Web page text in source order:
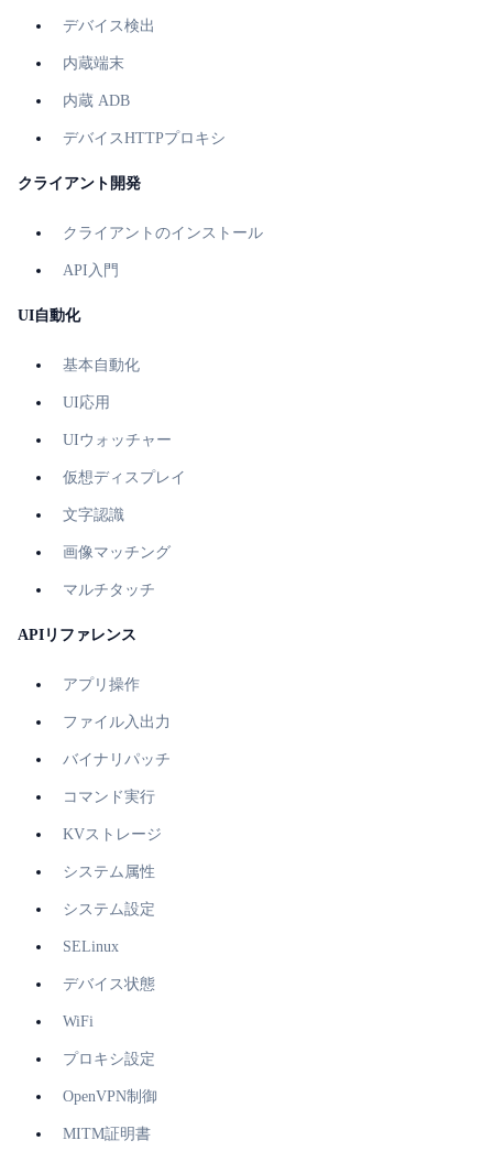
デバイス検出
内蔵端末
内蔵 ADB
デバイスHTTPプロキシ
クライアント開発
クライアントのインストール
API入門
UI自動化
基本自動化
UI応用
UIウォッチャー
仮想ディスプレイ
文字認識
画像マッチング
マルチタッチ
APIリファレンス
アプリ操作
ファイル入出力
バイナリパッチ
コマンド実行
KVストレージ
システム属性
システム設定
SELinux
デバイス状態
WiFi
プロキシ設定
OpenVPN制御
MITM証明書